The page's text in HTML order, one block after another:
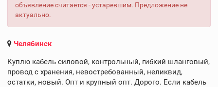
объявление считается - устаревшим. Предложение не
актуально.
Челябинск
Куплю кабель силовой, контрольный, гибкий шланговый,
провод с хранения, невостребованный, неликвид,
остатки, новый. Опт и крупный опт. Дорого. Если кабель